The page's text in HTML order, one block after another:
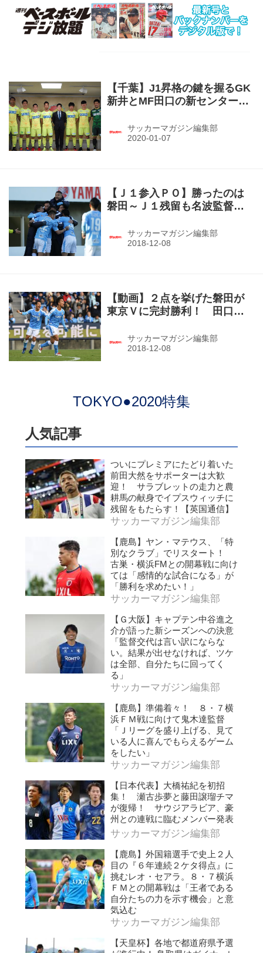
【千葉】J1昇格の鍵を握るGK
新井とMF田口の新センターラ
サッカーマガジン編集部
【Ｊ１参入ＰＯ】勝ったのは
磐田～Ｊ１残留も名波監督は
サッカーマガジン編集部
【動画】２点を挙げた磐田が
東京Ｖに完封勝利！ 田口泰
（J1参入PO決定戦・磐田２－
０東京Ｖ）
サッカーマガジン編集部
TOKYO●2020特集
人気記事
ついにプレミアにたどり着いた
前田大然をサポーターは大歓
迎！ サラブレットの走力と農
耕馬の献身でイプスウィッチに
残留をもたらす！【英国通信】
サッカーマガジン編集部
【鹿島】ヤン・マテウス、「特
別なクラブ」でリスタート！
古巣・横浜FMとの開幕戦に向け
ては「感情的な試合になる」が
「勝利を求めたい！」
サッカーマガジン編集部
【Ｇ大阪】キャプテン中谷進之
介が語った新シーズンへの決意
「監督交代は言い訳にならな
い。結果が出せなければ、ツケ
は全部、自分たちに回ってく
る」
サッカーマガジン編集部
【鹿島】準備着々！ ８・７横
浜ＦＭ戦に向けて鬼木達監督
「Ｊリーグを盛り上げる、見て
いる人に喜んでもらえるゲーム
をしたい」
サッカーマガジン編集部
【日本代表】大橋祐紀を初招
集！ 瀬古歩夢と藤田譲瑠チマ
が復帰！ サウジアラビア、豪
州との連戦に臨むメンバー発表
サッカーマガジン編集部
【鹿島】外国籍選手で史上２人
目の『６年連続２ケタ得点』に
挑むレオ・セアラ。８・７横浜
ＦＭとの開幕戦は「王者である
自分たちの力を示す機会」と意
気込む
サッカーマガジン編集部
【天皇杯】各地で都道府県予選